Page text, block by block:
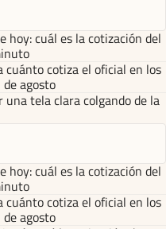
hoy: cuál es la cotización del
cuánto cotiza el oficial en los
agosto
una tela clara colgando de la
hoy: cuál es la cotización del
cuánto cotiza el oficial en los
agosto